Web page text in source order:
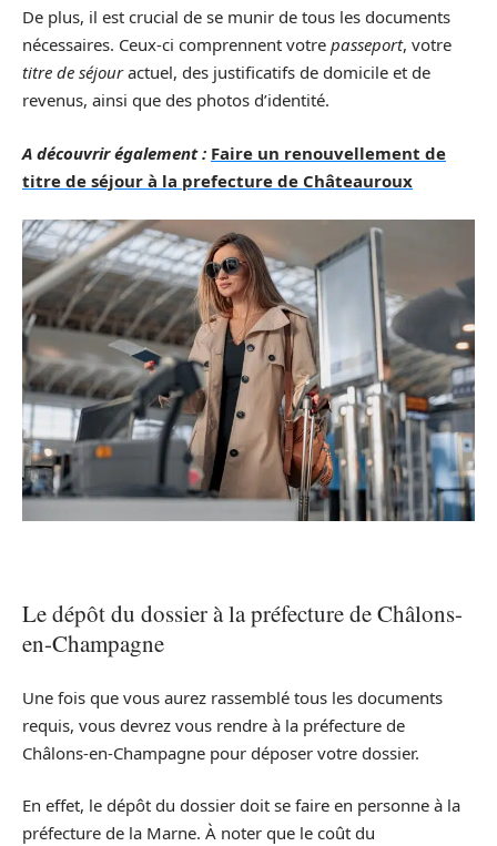
De plus, il est crucial de se munir de tous les documents
nécessaires. Ceux-ci comprennent votre passeport, votre
titre de séjouractuel, des justificatifs de domicile et de
revenus, ainsi que des photos d’identité.
A découvrir également : Faire un renouvellement de
titre de séjour à la prefecture de Châteauroux
Le dépôt du dossier à la préfecture de Châlons-
en-Champagne
Une fois que vous aurez rassemblé tous les documents
requis, vous devrez vous rendre à la préfecture de
Châlons-en-Champagne pour déposer votre dossier.
En effet, le dépôt du dossier doit se faire en personne à la
préfecture de la Marne. À noter que le coût du